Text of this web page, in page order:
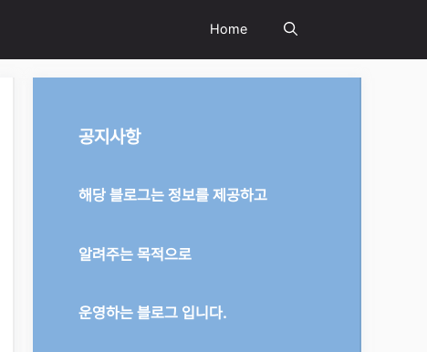
Home
공지사항
해당 블로그는 정보를 제공하고
알려주는 목적으로
운영하는 블로그 입니다.